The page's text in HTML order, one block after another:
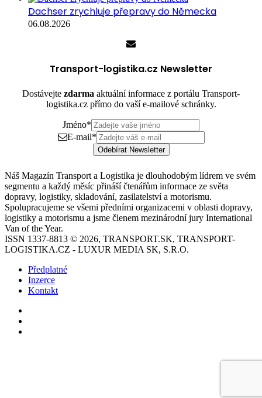
Dachser zrychluje přepravy do Německa
06.08.2026
Transport-logistika.cz Newsletter
Dostávejte zdarma aktuální informace z portálu Transport-
logistika.cz přímo do vaší e-mailové schránky.
Jméno*
E-mail*
Odebírat Newsletter
Náš Magazín Transport a Logistika je dlouhodobým lídrem ve svém
segmentu a každý měsíc přináší čtenářům informace ze světa
dopravy, logistiky, skladování, zasilatelství a motorismu.
Spolupracujeme se všemi předními organizacemi v oblasti dopravy,
logistiky a motorismu a jsme členem mezinárodní jury International
Van of the Year.
ISSN 1337-8813 © 2026, TRANSPORT.SK, TRANSPORT-
LOGISTIKA.CZ - LUXUR MEDIA SK, S.R.O.
Předplatné
Inzerce
Kontakt